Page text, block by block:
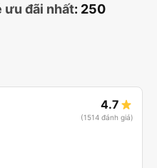
ưu đãi nhất: 250
4.7
(1514 đánh giá)